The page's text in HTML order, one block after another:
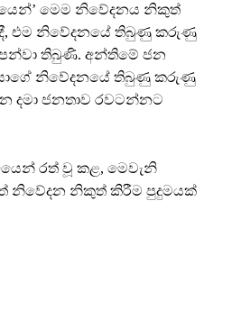
මෙම නිවේදනය නිකුත්
එම නිවේදනයේ තිබුණු කරුණු
තිබුණි. අන්තිමේ ජන
නිවේදනයේ තිබුණු කරුණු
දමා ජනතාව රවටන්නට
රත් වූ කළ, මෙවැනි
නිවේදන නිකුත් කිරීම පුදුමයක්